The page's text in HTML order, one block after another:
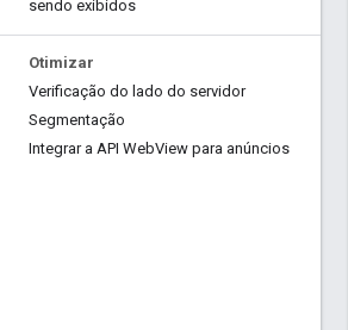
sendo exibidos
Otimizar
Verificação do lado do servidor
Segmentação
Integrar a API WebView para anúncios